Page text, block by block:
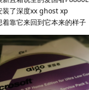
装了深度xx ghost xp
靠它来回到它本来的样子